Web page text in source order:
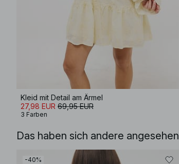
Kleid mit Detail am Ärmel
27,98 EUR 69,95 EUR
3 Farben
Das haben sich andere angesehen
-40%